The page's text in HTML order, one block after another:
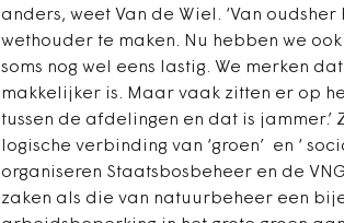
anders, weet Van de Wiel. ‘Van
wethouder te maken. Nu hebben we
soms nog wel eens lastig. We merken
makkelijker is. Maar vaak zitten er op
tussen de afdelingen en dat is
logische verbinding van ‘groen’ en ‘
organiseren Staatsbosbeheer en de
zaken als die van natuurbeheer een